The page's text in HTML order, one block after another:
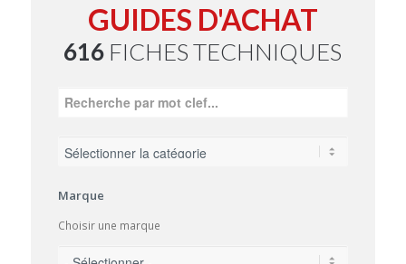
GUIDES D'ACHAT
616 FICHES TECHNIQUES
Marque
Choisir une marque